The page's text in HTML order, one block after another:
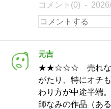
コメント(0)
元吉
★★☆☆☆ 売れない
がたり、特にオチ
わり方が中途半端
師なみの作品（あ